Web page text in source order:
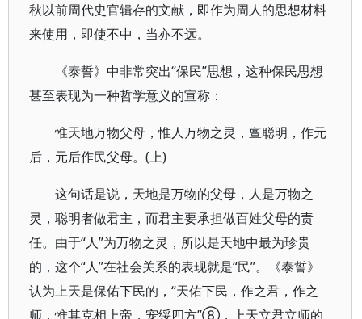
秋以前周代史官辑存的文献，即作为周人的思想材料
来使用，即使不中，当亦不远。
《泰誓》中非常突出“保民”思想，这种保民思想
甚至表现为一种哲学意义的宣称：
惟天地万物父母，惟人万物之灵，亶聪明，作元
后，元后作民父母。(上)
这句话是说，天地是万物的父母，人是万物之
灵，聪明者做君主，而君主要承担做百姓父母的责
任。由于“人”为万物之灵，所以是天地中最为珍贵
的，这个“人”在社会关系的表现就是“民”。《泰誓》
认为上天是保佑下民的，“天佑下民，作之君，作之
师，惟其克相上帝，宠绥四方”⑧，上天立君立师的